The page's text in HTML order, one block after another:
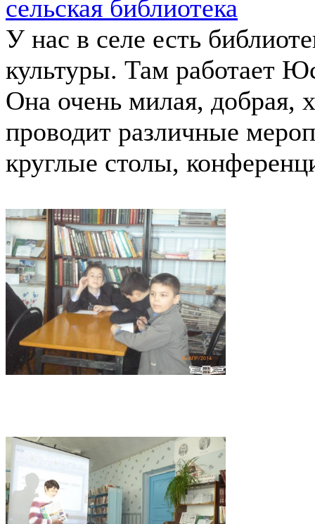
сельская библиотека
У нас в селе есть
культуры. Там работает
Она очень милая, добрая,
проводит различные
круглые столы,